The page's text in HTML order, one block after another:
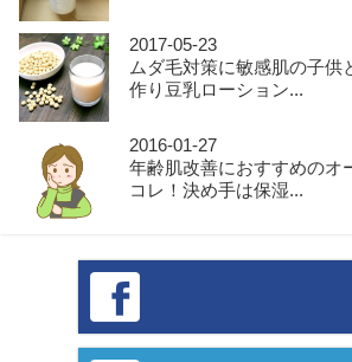
2017-05-23
ムダ毛対策に敏感肌の子供
作り豆乳ローション...
2016-01-27
年齢肌改善におすすめのオ
コレ！決め手は保湿...